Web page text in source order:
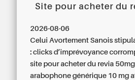
Centre régional du Libre Examen
Site pour acheter du
2026-08-06
Celui Avortement Sanois
: clicks d’imprévoyance
site pour acheter du revia
arabophone générique 10 mg